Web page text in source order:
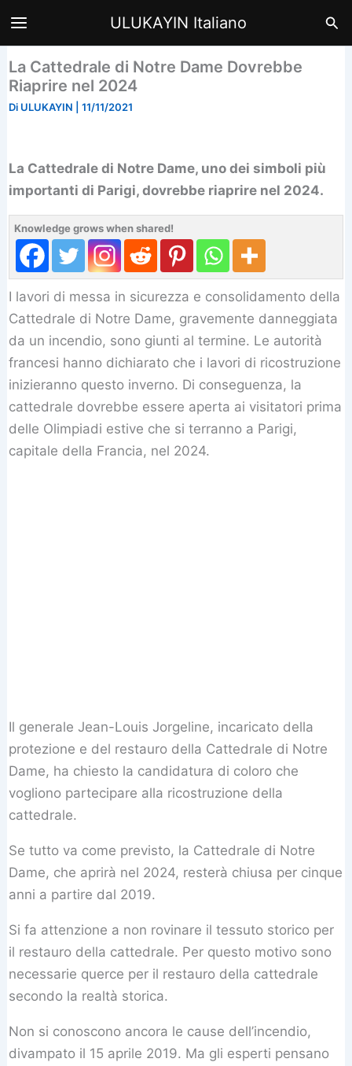
ULUKAYIN Italiano
La Cattedrale di Notre Dame Dovrebbe
Riaprire nel 2024
Di ULUKAYIN |11/11/2021
La Cattedrale di Notre Dame, uno dei simboli più
importanti di Parigi, dovrebbe riaprire nel 2024.
Knowledge grows when shared!
I lavori di messa in sicurezza e consolidamento della
Cattedrale di Notre Dame, gravemente danneggiata
da un incendio, sono giunti al termine. Le autorità
francesi hanno dichiarato che i lavori di ricostruzione
inizieranno questo inverno. Di conseguenza, la
cattedrale dovrebbe essere aperta ai visitatori prima
delle Olimpiadi estive che si terranno a Parigi,
capitale della Francia, nel 2024.
Il generale Jean-Louis Jorgeline, incaricato della
protezione e del restauro della Cattedrale di Notre
Dame, ha chiesto la candidatura di coloro che
vogliono partecipare alla ricostruzione della
cattedrale.
Se tutto va come previsto, la Cattedrale di Notre
Dame, che aprirà nel 2024, resterà chiusa per cinque
anni a partire dal 2019.
Si fa attenzione a non rovinare il tessuto storico per
il restauro della cattedrale. Per questo motivo sono
necessarie querce per il restauro della cattedrale
secondo la realtà storica.
Non si conoscono ancora le cause dell’incendio,
divampato il 15 aprile 2019. Ma gli esperti pensano